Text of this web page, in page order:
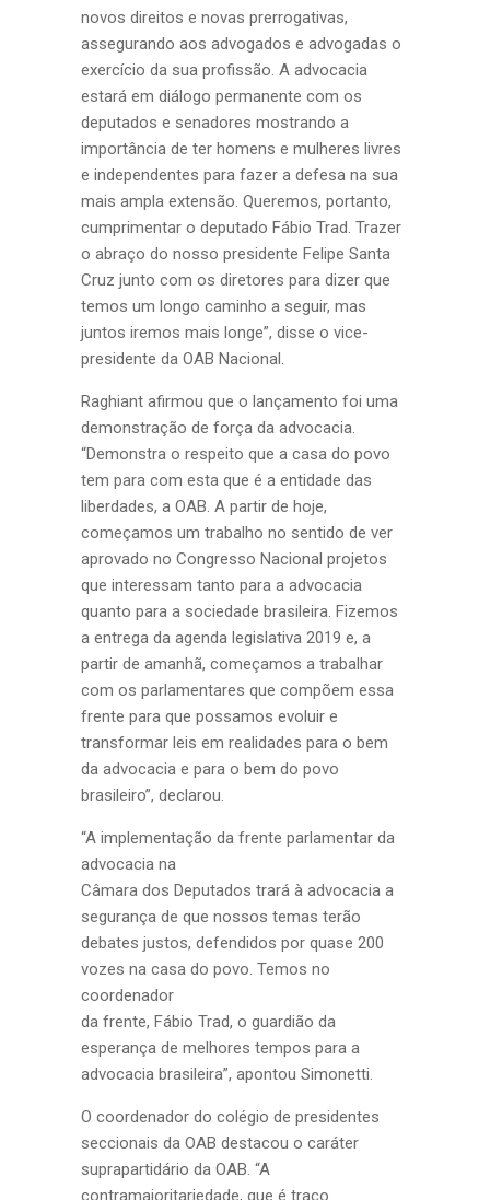
novos direitos e novas prerrogativas,
assegurando aos advogados e advogadas o
exercício da sua profissão. A advocacia
estará em diálogo permanente com os
deputados e senadores mostrando a
importância de ter homens e mulheres livres
e independentes para fazer a defesa na sua
mais ampla extensão. Queremos, portanto,
cumprimentar o deputado Fábio Trad. Trazer
o abraço do nosso presidente Felipe Santa
Cruz junto com os diretores para dizer que
temos um longo caminho a seguir, mas
juntos iremos mais longe”, disse o vice-
presidente da OAB Nacional.
Raghiant afirmou que o lançamento foi uma
demonstração de força da advocacia.
“Demonstra o respeito que a casa do povo
tem para com esta que é a entidade das
liberdades, a OAB. A partir de hoje,
começamos um trabalho no sentido de ver
aprovado no Congresso Nacional projetos
que interessam tanto para a advocacia
quanto para a sociedade brasileira. Fizemos
a entrega da agenda legislativa 2019 e, a
partir de amanhã, começamos a trabalhar
com os parlamentares que compõem essa
frente para que possamos evoluir e
transformar leis em realidades para o bem
da advocacia e para o bem do povo
brasileiro”, declarou.
“A implementação da frente parlamentar da
advocacia na
Câmara dos Deputados trará à advocacia a
segurança de que nossos temas terão
debates justos, defendidos por quase 200
vozes na casa do povo. Temos no
coordenador
da frente, Fábio Trad, o guardião da
esperança de melhores tempos para a
advocacia brasileira”, apontou Simonetti.
O coordenador do colégio de presidentes
seccionais da OAB destacou o caráter
suprapartidário da OAB. “A
contramajoritariedade, que é traço